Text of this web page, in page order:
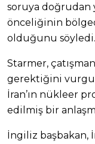
soruya doğrudan
önceliğinin
olduğunu söyledi.
Starmer,
gerektiğini
İran’ın nükleer
edilmiş bir
İngiliz başbakan,